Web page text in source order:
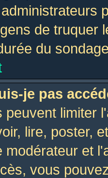
de truquer
du
je pas
peuvent limiter
lire, poster,
modérateur et
vous